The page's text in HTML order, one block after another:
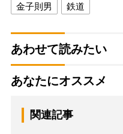
金子則男 鉄道
あわせて読みたい
あなたにオススメ
関連記事